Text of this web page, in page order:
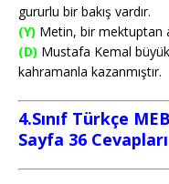
gururlu bir bakış vardır.
(Y) Metin, bir mektuptan
(D) Mustafa Kemal
kahramanla kazanmıştır.
4.Sınıf Türkçe
Sayfa 36 Cevapları